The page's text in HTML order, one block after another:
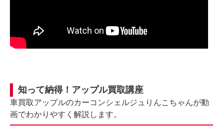
知って納得！アップル買取講座
車買取アップルのカーコンシェルジュりんこちゃんが動
画でわかりやすく解説します。